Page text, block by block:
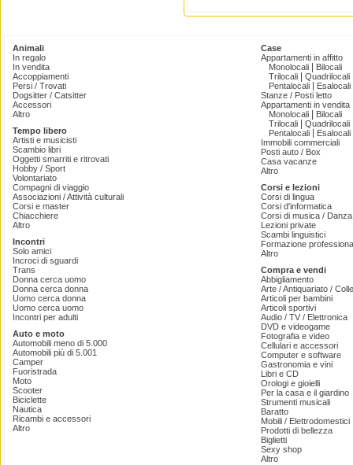
Animali
In regalo
In vendita
Accoppiamenti
Persi / Trovati
Dogsitter / Catsitter
Accessori
Altro
Tempo libero
Artisti e musicisti
Scambio libri
Oggetti smarriti e ritrovati
Hobby / Sport
Volontariato
Compagni di viaggio
Associazioni / Attività culturali
Corsi e master
Chiacchiere
Altro
Incontri
Solo amici
Incroci di sguardi
Trans
Donna cerca uomo
Donna cerca donna
Uomo cerca donna
Uomo cerca uomo
Incontri per adulti
Auto e moto
Automobili meno di 5.000
Automobili più di 5.001
Camper
Fuoristrada
Moto
Scooter
Biciclette
Nautica
Ricambi e accessori
Altro
Case
Appartamenti in affitto
Monolocali
Bilocali
Trilocali
Quadrilocali
Pentalocali
Esalocali
Stanze / Posti letto
Appartamenti in vendita
Monolocali
Bilocali
Trilocali
Quadrilocali
Pentalocali
Esalocali
Immobili commerciali
Posti auto / Box
Casa vacanze
Altro
Corsi e lezioni
Corsi di lingua
Corsi d'informatica
Corsi di musica /
Lezioni private
Scambi linguistici
Formazione
Altro
Compra e vendi
Abbigliamento
Arte / Antiquariato /
Articoli per bambini
Articoli sportivi
Audio / TV / Elettronica
DVD e videogame
Fotografia e video
Cellulari e accessori
Computer e software
Gastronomia e vini
Libri e CD
Orologi e gioielli
Per la casa e il giardino
Strumenti musicali
Baratto
Mobili / Elettrodomestici
Prodotti di bellezza
Biglietti
Sexy shop
Altro